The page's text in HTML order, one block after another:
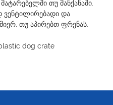
თუ მანქანაში.
ვენტილირებადი და
თუ აპირებთ ფრენას.